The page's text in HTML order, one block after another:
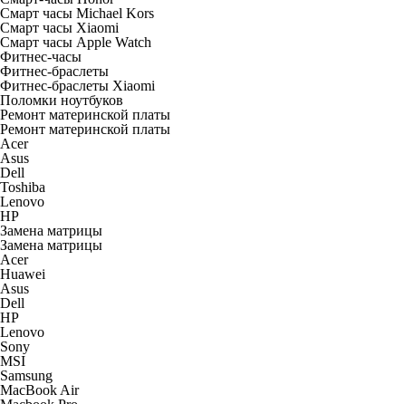
Смарт часы Michael Kors
Смарт часы Xiaomi
Смарт часы Apple Watch
Фитнес-часы
Фитнес-браслеты
Фитнес-браслеты Xiaomi
Поломки ноутбуков
Ремонт материнской платы
Ремонт материнской платы
Acer
Asus
Dell
Toshiba
Lenovo
HP
Замена матрицы
Замена матрицы
Acer
Huawei
Asus
Dell
HP
Lenovo
Sony
MSI
Samsung
MacBook Air